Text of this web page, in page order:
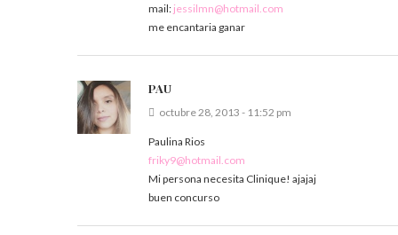
mail: jessilmn@hotmail.com
me encantaria ganar
PAU
octubre 28, 2013 - 11:52 pm
Paulina Rios
friky9@hotmail.com
Mi persona necesita Clinique! ajajaj
buen concurso